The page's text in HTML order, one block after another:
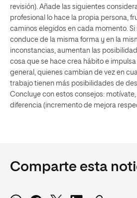
revisión). Añade las siguientes
profesional lo hace la propia persona,
caminos elegidos en cada momento. Si
conduce de la misma forma y en la
inconstancias, aumentan las
cosa que se hace crea hábito e impulsa
general, quienes cambian de vez en
trabajo tienen más posibilidades de
Concluye con estos consejos:
diferencia (incremento de mejora
Comparte esta